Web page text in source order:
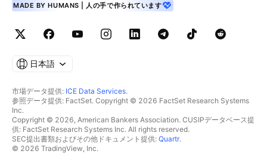
MADE BY HUMANS | 人の手で作られています
日本語
市場データ提供: ICE Data Services.
参照データ提供: FactSet. Copyright © 2026 FactSet Research Systems
Inc.
Copyright © 2026, American Bankers Association. CUSIPデータベース提
供: FactSet Research Systems Inc. All rights reserved.
SEC提出書類およびその他ドキュメント提供: Quartr.
© 2026 TradingView, Inc.